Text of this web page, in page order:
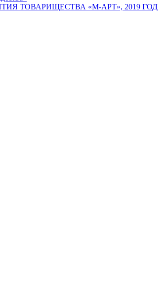
ТОВАРИЩЕСТВА «М-АРТ», 2019 ГОД